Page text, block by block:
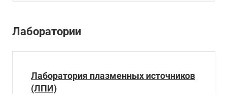
Лаборатории
Лаборатория плазменных источников
(ЛПИ)